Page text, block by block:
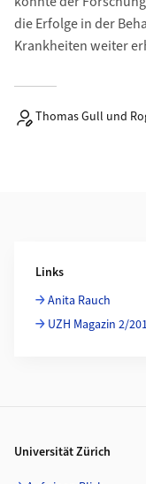
die Erfolge in der
Krankheiten weiter
Thomas Gull und
Links
Anita Rauch
UZH Magazin 2/
Universität Zürich